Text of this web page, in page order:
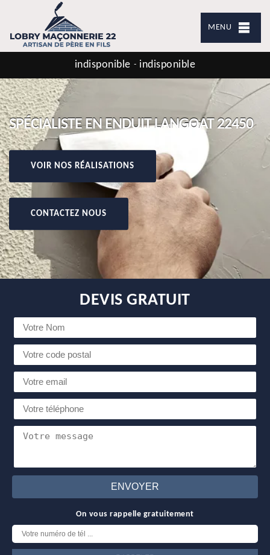
MENU
indisponible - indisponible
SPÉCIALISTE EN ENDUIT LANGOAT 22450
VOIR NOS RÉALISATIONS
CONTACTEZ NOUS
DEVIS GRATUIT
On vous rappelle gratuitement